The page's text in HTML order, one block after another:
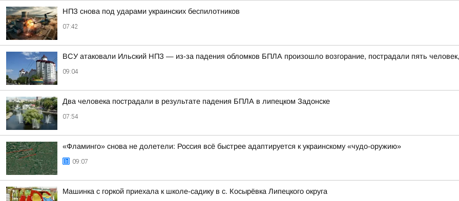
НПЗ снова под ударами украинских беспилотников
07:42
ВСУ атаковали Ильский НПЗ — из-за падения обломков БПЛА произошло возгорание, пострадали пять
09:04
Два человека пострадали в результате падения БПЛА в липецком Задонске
07:54
«Фламинго» снова не долетели: Россия всё быстрее адаптируется к украинскому «чудо-оружию»
09:07
Машинка с горкой приехала к школе-садику в с. Косырёвка Липецкого округа